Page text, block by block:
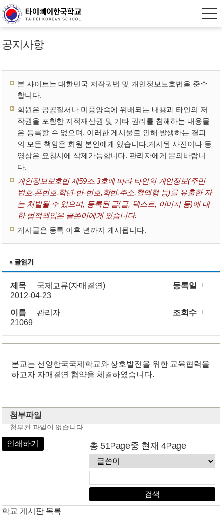
공지사항
본 사이트는 대한민국 저작권법 및 개인정보보호법을 준수
합니다.
회원은 공공질서나 미풍양속에 위배되는 내용과 타인의 저
작권을 포함한 지적재산권 및 기타 권리를 침해하는 내용물
은 등록할 수 없으며, 이러한 게시물로 인해 발생하는 결과
의 모든 책임은 회원 본인에게 있습니다.게시된 사진이나 동
영상은 요청시에 삭제가능합니다. 관리자에게 문의바랍니
다.
개인정보보호법 제59조.3호에 따라 타인의 개인정보(주민
번호,폰번호,학년-반-번호,학번,주소,혈액형 등)를 유출한 자
는 처벌될 수 있으며, 등록된 글(글, 텍스트, 이미지 등)에 대
한 법적책임은 글쓴이에게 있습니다.
게시글은 등록 이후 년까지 게시됩니다.
제목 국제교류(자매결연)
등록일
2012-04-23
이름
관리자
조회수
21069
본교는 선양한국국제학교와 상호발전을 위한 교육협력을
하고자 자매결연 협약을 체결하였습니다.
첨부파일
첨부된 파일이 없습니다
인쇄하기 총 51Page중 현재 4Page
학교 게시판 목록